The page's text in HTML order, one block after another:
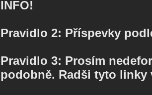
INFO!
Pravidlo 2: Příspevky
Pravidlo 3: Prosím
podobně. Radši tyto linky